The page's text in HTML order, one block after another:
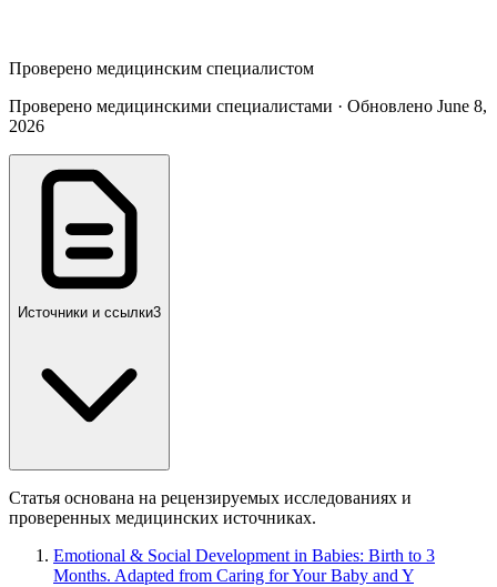
Проверено медицинским специалистом
Проверено медицинскими специалистами · Обновлено June 8,
2026
Источники и ссылки3
Статья основана на рецензируемых исследованиях и
проверенных медицинских источниках.
Emotional & Social Development in Babies: Birth to 3
Months. Adapted from Caring for Your Baby and Y